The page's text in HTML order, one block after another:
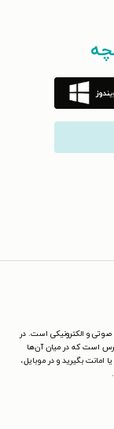
صوتی و الکترونیکی است. در
است که در میان آن‌ها
امانت بگیرید و در موبایل،